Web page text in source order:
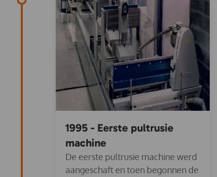
1995 - Eerste pultrusie
machine
De eerste pultrusie machine werd
aangeschaft en toen begonnen de